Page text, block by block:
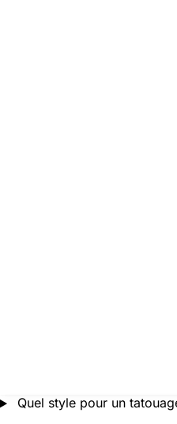
Quel style pour un